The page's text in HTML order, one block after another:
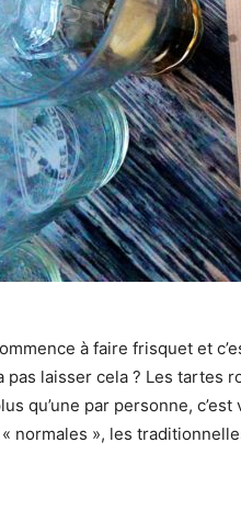
à faire frisquet et
pas laisser cela ? Les tartes
qu’une par personne,
normales », les